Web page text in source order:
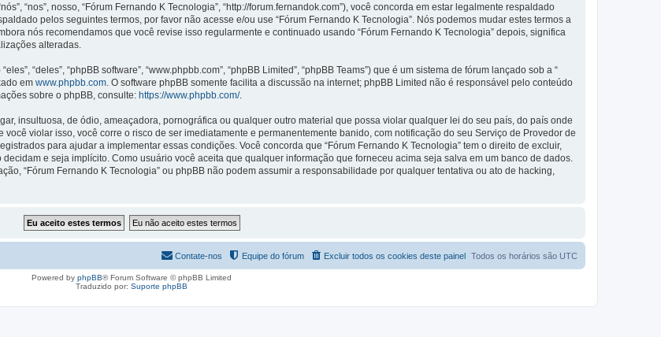
“nos”, nosso, “Fórum Fernando K Tecnologia”, “http://forum.fernandok.com”), você concorda em estar legalmente respaldado
pelos seguintes termos, por favor não acesse e/ou use “Fórum Fernando K Tecnologia”. Nós podemos mudar estes termos a
nós recomendamos que você revise isso regularmente e continuado usando “Fórum Fernando K Tecnologia” depois, significa
alteradas.
“deles”, “phpBB software”, “www.phpbb.com”, “phpBB Limited”, “phpBB Teams”) que é um sistema de fórum lançado sob a “
em www.phpbb.com . O software phpBB somente facilita a discussão na internet; phpBB Limited não é responsável pelo conteúdo
sobre o phpBB, consulte: https://www.phpbb.com/.
insultuosa, de ódio, ameaçadora, pornográfica ou qualquer outro material que possa violar qualquer lei do seu país, do país onde
violar isso, você corre o risco de ser imediatamente e permanentemente banido, com notificação do seu Serviço de Provedor de
para ajudar a implementar essas condições. Você concorda que “Fórum Fernando K Tecnologia” tem o direito de excluir,
e seja implícito. Como usuário você aceita que qualquer informação que forneceu acima seja salva em um banco de dados.
“Fórum Fernando K Tecnologia” ou phpBB não podem assumir a responsabilidade por qualquer tentativa ou ato de hacking,
Todos os horários são UTC
Excluir todos os cookies deste painel
Equipe do fórum
Contate-nos
Powered by phpBB® Forum Software © phpBB Limited
Traduzido por: Suporte phpBB